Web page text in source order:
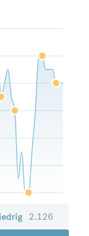
2.126